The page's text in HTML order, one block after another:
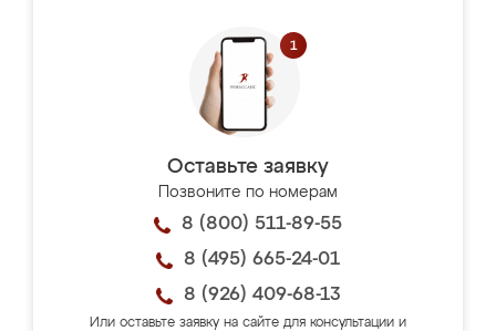
Оставьте заявку
Позвоните по номерам
8 (800) 511-89-55
8 (495) 665-24-01
8 (926) 409-68-13
Или оставьте заявку на сайте для консультации и